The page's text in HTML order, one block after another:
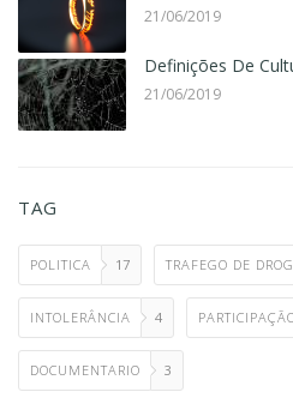
21/06/2019
Definições De
21/06/2019
TAG
POLITICA 17 TRAFEGO DE
INTOLERÂNCIA 4
DOCUMENTARIO 3